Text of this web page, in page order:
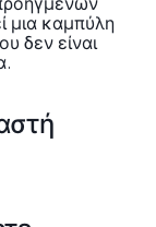
μια καμπύλη
δεν είναι